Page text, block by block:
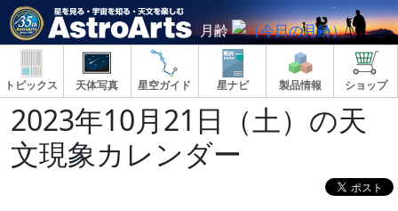
月齢
トピックス 天体写真 星空ガイド 星ナビ 製品情報 ショップ
2023年10月21日（土）の天
文現象カレンダー